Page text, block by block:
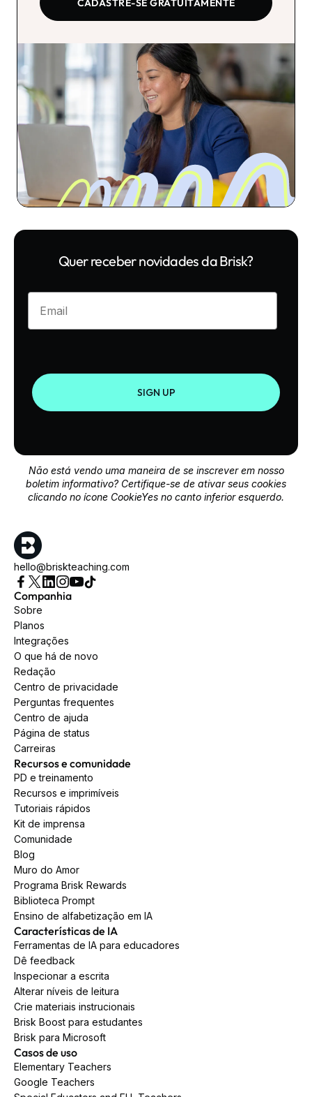
CADASTRE-SE GRATUITAMENTE
Quer receber novidades da Brisk?
Enter your email
SIGN UP
Não está vendo uma maneira de se inscrever em nosso
boletim informativo? Certifique-se de ativar seus cookies
clicando no ícone CookieYes no canto inferior esquerdo.
hello@briskteaching.com
Companhia
Sobre
Planos
Integrações
O que há de novo
Redação
Centro de privacidade
Perguntas frequentes
Centro de ajuda
Página de status
Carreiras
Recursos e comunidade
PD e treinamento
Recursos e imprimíveis
Tutoriais rápidos
Kit de imprensa
Comunidade
Blog
Muro do Amor
Programa Brisk Rewards
Biblioteca Prompt
Ensino de alfabetização em IA
Características de IA
Ferramentas de IA para educadores
Dê feedback
Inspecionar a escrita
Alterar níveis de leitura
Crie materiais instrucionais
Brisk Boost para estudantes
Brisk para Microsoft
Casos de uso
Elementary Teachers
Google Teachers